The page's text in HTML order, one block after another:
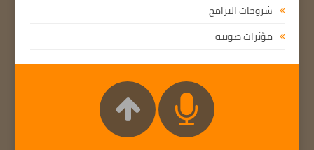
شروحات البرامج
مؤثرات صوتية